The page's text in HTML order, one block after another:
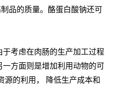
品的质量。酪蛋白酸钠还可
考虑在肉肠的生产加工过程
方面则是增加利用动物的可
源的利用， 降低生产成本和